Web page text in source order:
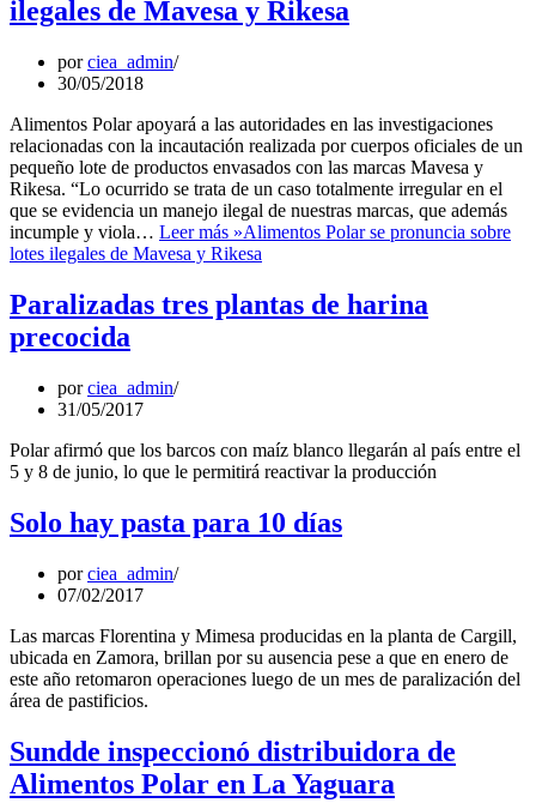
ilegales de Mavesa y Rikesa
porciea_admin
30/05/2018
Alimentos Polar apoyará a las autoridades en las investigaciones
relacionadas con la incautación realizada por cuerpos oficiales de un
pequeño lote de productos envasados con las marcas Mavesa y
Rikesa. “Lo ocurrido se trata de un caso totalmente irregular en el
que se evidencia un manejo ilegal de nuestras marcas, que además
incumple y viola… Leer más »Alimentos Polar se pronuncia sobre
lotes ilegales de Mavesa y Rikesa
Paralizadas tres plantas de harina
precocida
porciea_admin
31/05/2017
Polar afirmó que los barcos con maíz blanco llegarán al país entre el
5 y 8 de junio, lo que le permitirá reactivar la producción
Solo hay pasta para 10 días
porciea_admin
07/02/2017
Las marcas Florentina y Mimesa producidas en la planta de Cargill,
ubicada en Zamora, brillan por su ausencia pese a que en enero de
este año retomaron operaciones luego de un mes de paralización del
área de pastificios.
Sundde inspeccionó distribuidora de
Alimentos Polar en La Yaguara